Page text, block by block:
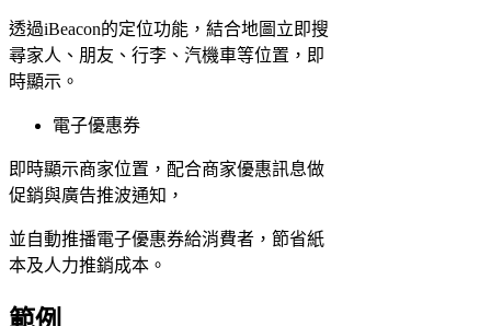
透過iBeacon的定位功能，結合地圖立即搜
尋家人、朋友、行李、汽機車等位置，即
時顯示。
電子優惠券
即時顯示商家位置，配合商家優惠訊息做
促銷與廣告推波通知，
並自動推播電子優惠券給消費者，節省紙
本及人力推銷成本。